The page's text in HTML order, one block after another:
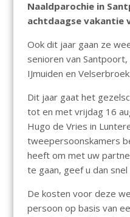
b
o
o
k
s
A
p
p
Naaldparochie in
achtdaagse vakantie
Ook dit jaar gaan ze
senioren van
IJmuiden en Velserbroek.
Dit jaar gaat het
tot en met vrijdag 16
Hugo de Vries in
tweepersoonskamers
heeft om met uw
te gaan, geef u dan snel
De kosten voor deze
persoon op basis van